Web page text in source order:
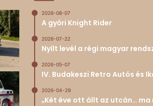
2026-08-07
A győri Knight Rider
2026-07-22
Nyílt levél a régi magyar
2026-05-07
IV. Budakeszi Retro Autós és
2026-04-29
„Két éve ott állt az utcán… ma